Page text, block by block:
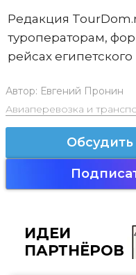
Редакция
туроператорам,
рейсах
Автор: Евгений Пронин
Авиаперевозка и
ИДЕИ
ПАРТНЁРОВ